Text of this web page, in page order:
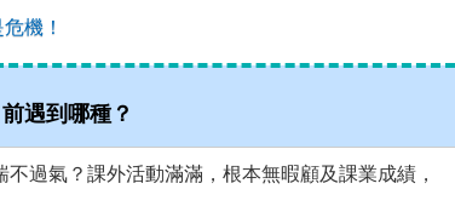
機！
遇到哪種？
過氣？課外活動滿滿，根本無暇顧及課業成績，